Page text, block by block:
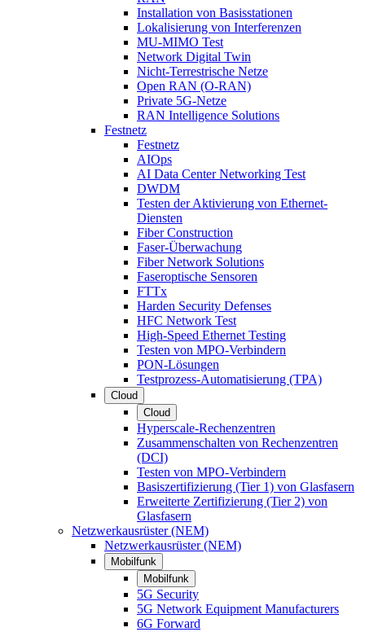
Installation von Basisstationen
Lokalisierung von Interferenzen
MU-MIMO Test
Network Digital Twin
Nicht-Terrestrische Netze
Open RAN (O-RAN)
Private 5G-Netze
RAN Intelligence Solutions
Festnetz
Festnetz
AIOps
AI Data Center Networking Test
DWDM
Testen der Aktivierung von Ethernet-
Diensten
Fiber Construction
Faser-Überwachung
Fiber Network Solutions
Faseroptische Sensoren
FTTx
Harden Security Defenses
HFC Network Test
High-Speed Ethernet Testing
Testen von MPO-Verbindern
PON-Lösungen
Testprozess-Automatisierung (TPA)
Cloud
Cloud
Hyperscale-Rechenzentren
Zusammenschalten von Rechenzentren
(DCI)
Testen von MPO-Verbindern
Basiszertifizierung (Tier 1) von Glasfasern
Erweiterte Zertifizierung (Tier 2) von
Glasfasern
Netzwerkausrüster (NEM)
Netzwerkausrüster (NEM)
Mobilfunk
Mobilfunk
5G Security
5G Network Equipment Manufacturers
6G Forward